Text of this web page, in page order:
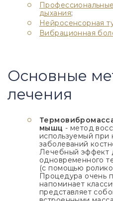
дыхания;
Нейросенсорная
Вибрационная
Основные
лечения
мышц - метод
используемый при
заболеваний
Лечебный эффект
одновременного
(с помощью
Процедура очень
напоминает
представляет